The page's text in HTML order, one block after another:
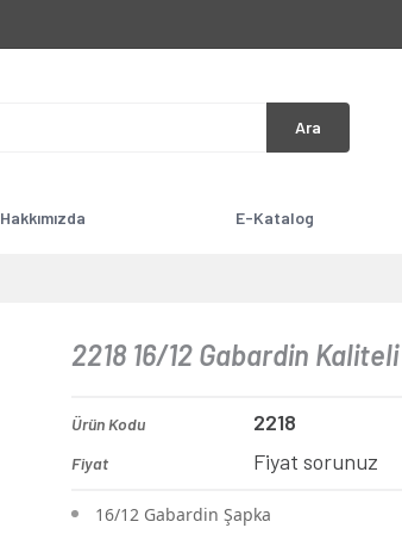
Ara
Hakkımızda E-Katalog
2218 16/12 Gabardin
Ürün Kodu 2218
Fiyat Fiyat sorunuz
16/12 Gabardin Şapka